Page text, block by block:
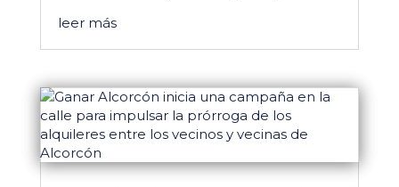
leer más